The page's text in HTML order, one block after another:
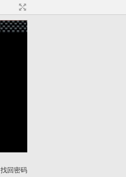
找回密码